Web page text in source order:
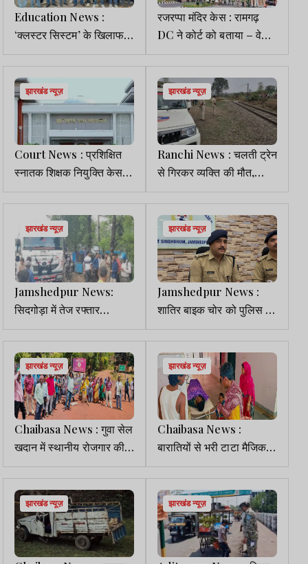
Education News :
‘क्लस्टर सिस्टम’ के खिलाफ
RU के छात्रों का उग्र
प्रदर्शन, आजसू-ABVP ने दी
आंदोलन की चेतावनी
रजरप्पा मंदिर केस : रामगढ़
DC ने कोर्ट को बताया – वेडरों
को जल्द करेंगे स्थाई पुनर्वासित
झारखंड न्यूज़
Court News : प्रशिक्षित
स्नातक शिक्षक नियुक्ति केस :
सरकार व JSSC की अपील पर
HC में 10 जून को सुनवाई
झारखंड न्यूज़
Ranchi News : चलती ट्रेन
से गिरकर व्यक्ति की मौत,
शिनाख्त में जुटी पुलिस
झारखंड न्यूज़
Jamshedpur News:
सिदगोड़ा में तेज रफ्तार
ट्रेलर ने महिला को रौंदा,
चालक वाहन छोड़ फरार
झारखंड न्यूज़
Jamshedpur News :
शातिर बाइक चोर को पुलिस ने
किया गिरफ्तार, चोरी के तीन
वाहन भी बरामद
झारखंड न्यूज़
Chaibasa News : गुवा सेल
खदान में स्थानीय रोजगार की
मांग को लेकर चक्का जाम
झारखंड न्यूज़
Chaibasa News :
बारातियों से भरी टाटा मैजिक
खेत में गिरी, 2 की मौत, 6
घायल
झारखंड न्यूज़ झारखंड न्यूज़